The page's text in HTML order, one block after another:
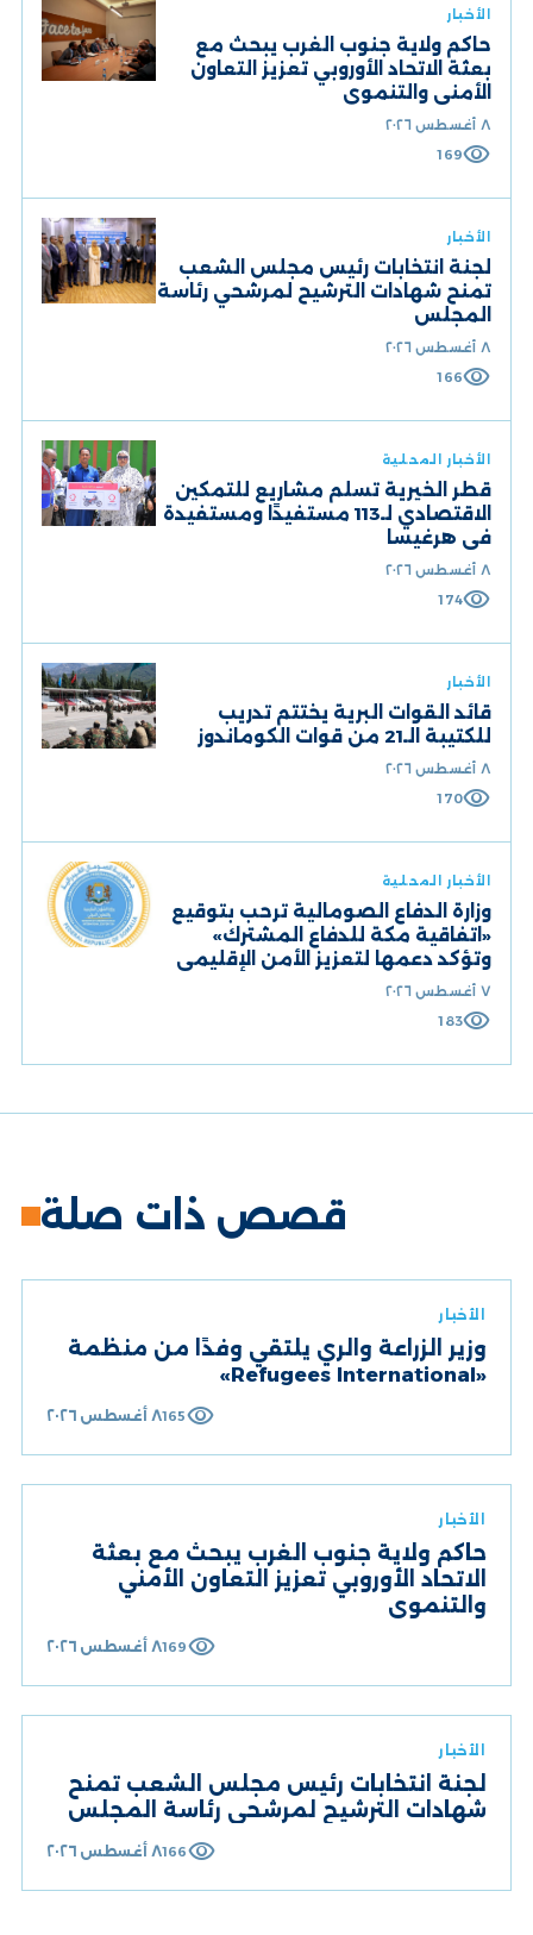
الأخبار
حاكم ولاية جنوب الغرب يبحث مع
بعثة الاتحاد الأوروبي تعزيز التعاون
الأمني والتنموي
٨ أغسطس ٢٠٢٦
visibility
169
الأخبار
لجنة انتخابات رئيس مجلس الشعب
تمنح شهادات الترشيح لمرشحي رئاسة
المجلس
٨ أغسطس ٢٠٢٦
visibility
166
الأخبار المحلية
قطر الخيرية تسلّم مشاريع للتمكين
الاقتصادي لـ113 مستفيدًا ومستفيدة
في هرغيسا
٨ أغسطس ٢٠٢٦
visibility
174
الأخبار
قائد القوات البرية يختتم تدريب
للكتيبة الـ21 من قوات الكوماندوز
٨ أغسطس ٢٠٢٦
visibility
170
الأخبار المحلية
وزارة الدفاع الصومالية ترحب بتوقيع
«اتفاقية مكة للدفاع المشترك»
وتؤكد دعمها لتعزيز الأمن الإقليمي
٧ أغسطس ٢٠٢٦
visibility
183
قصص ذات صلة
الأخبار
وزير الزراعة والري يلتقي وفدًا من منظمة
«Refugees International»
٨ أغسطس ٢٠٢٦ visibility
165
الأخبار
حاكم ولاية جنوب الغرب يبحث مع بعثة
الاتحاد الأوروبي تعزيز التعاون الأمني
والتنموي
٨ أغسطس ٢٠٢٦ visibility
169
الأخبار
لجنة انتخابات رئيس مجلس الشعب تمنح
شهادات الترشيح لمرشحي رئاسة المجلس
٨ أغسطس ٢٠٢٦ visibility
166